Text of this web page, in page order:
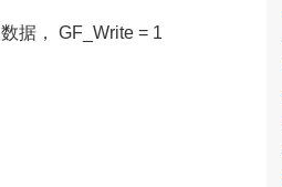
据， GF_Write = 1